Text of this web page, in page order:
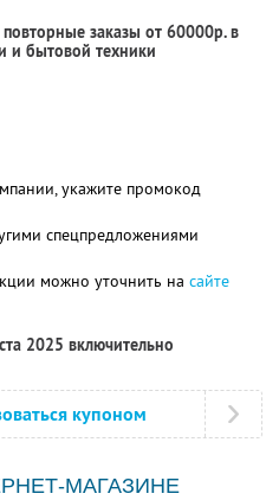
заказы от 60000р. в
и бытовой техники
укажите промокод
спецпредложениями
можно уточнить на сайте
2025 включительно
купоном
МАГАЗИНЕ